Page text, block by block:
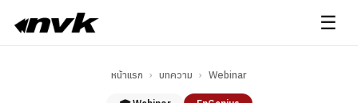
☰
หน้าแรก › บทความ › Webinar